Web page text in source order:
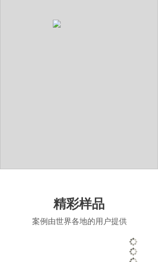
精彩样品
案例由世界各地的用户提供